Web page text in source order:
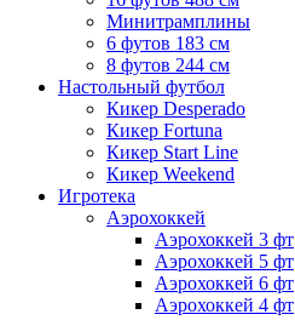
Минитрамплины
6 футов 183 см
8 футов 244 см
Настольный футбол
Кикер Desperado
Кикер Fortuna
Кикер Start Line
Кикер Weekend
Игротека
Аэрохоккей
Аэрохоккей 3 фт
Аэрохоккей 5 фт
Аэрохоккей 6 фт
Аэрохоккей 4 фт